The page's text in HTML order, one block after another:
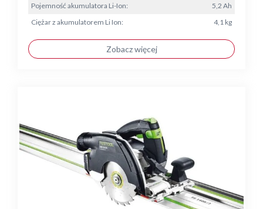
Pojemność akumulatora Li-Ion:
5,2 Ah
Ciężar z akumulatorem Li Ion:
4,1 kg
Zobacz więcej